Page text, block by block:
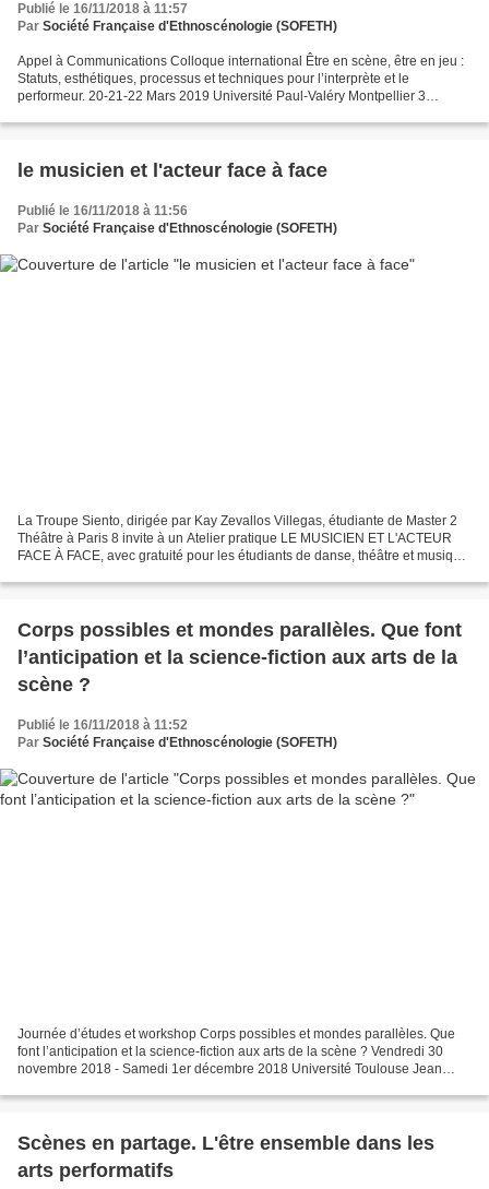
Publié le 16/11/2018 à 11:57
Par Société Française d'Ethnoscénologie (SOFETH)
Appel à Communications Colloque international Être en scène, être en jeu :
Statuts, esthétiques, processus et techniques pour l’interprète et le
performeur. 20-21-22 Mars 2019 Université Paul-Valéry Montpellier 3
le musicien et l'acteur face à face
Publié le 16/11/2018 à 11:56
Par Société Française d'Ethnoscénologie (SOFETH)
La Troupe Siento, dirigée par Kay Zevallos Villegas, étudiante de Master 2
Théâtre à Paris 8 invite à un Atelier pratique LE MUSICIEN ET L'ACTEUR
FACE À FACE, avec gratuité pour les étudiants de danse, théâtre et musique
Corps possibles et mondes parallèles. Que font
l’anticipation et la science-fiction aux arts de la
scène ?
Publié le 16/11/2018 à 11:52
Par Société Française d'Ethnoscénologie (SOFETH)
Journée d’études et workshop Corps possibles et mondes parallèles. Que
font l’anticipation et la science-fiction aux arts de la scène ? Vendredi 30
novembre 2018 - Samedi 1er décembre 2018 Université Toulouse Jean
Scènes en partage. L'être ensemble dans les
arts performatifs